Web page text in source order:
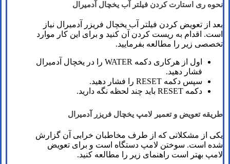
نحوه ری استارت کردن فیلتر آب یخچال آدمیرال
بعد از تعویض کردن فیلتر آب یخچال فریزر آدمیرال نیاز
است. اقدام به ریست کردن آن کنید و برای این کار موارد
تخصصی زیر را مطالعه بفرمایید.
اول از هرکاری دکمه WATER را در یخچال آدمیرال
فشار دهید.
سپس دکمه RESET را فشار دهید.
دکمه RESET باید چند لحظه نگه دارید.
طریقه تعویض و تعمیر لامپ یخچال فریزر آدمیرال
یکی از مشکلاتی که از طرف مخاطبان خرابی آن گزارش
شده است. سوختن لامپ دستگاه است و برای تعویض
لامپ بهتر است راهنمای زیر را مطالعه کنید.